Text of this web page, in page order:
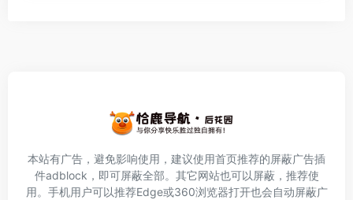
本站有广告，避免影响使用，建议使用首页推荐的屏蔽广告插
件adblock ，即可屏蔽全部。其它网站也可以屏蔽，推荐使
用。手机用户可以推荐Edge或360浏览器打开也会自动屏蔽广